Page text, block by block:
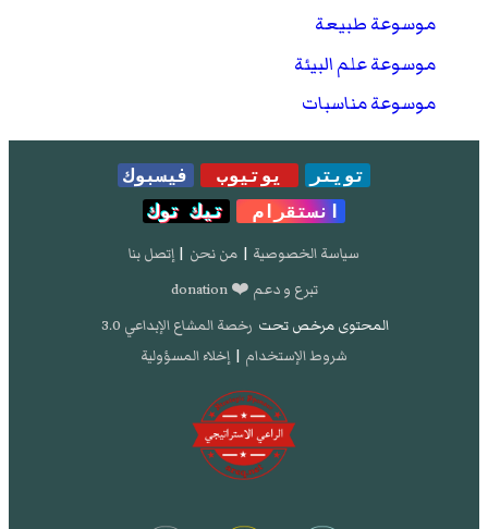
موسوعة طبيعة
موسوعة علم البيئة
موسوعة مناسبات
تويتر يوتيوب
فيسبوك
انستقرام
تيك توك
سياسة الخصوصية | من نحن | إتصل بنا
تبرع و دعم ❤️ donation
المحتوى مرخص تحت رخصة المشاع الإبداعي 3.0
شروط الإستخدام | إخلاء المسؤولية